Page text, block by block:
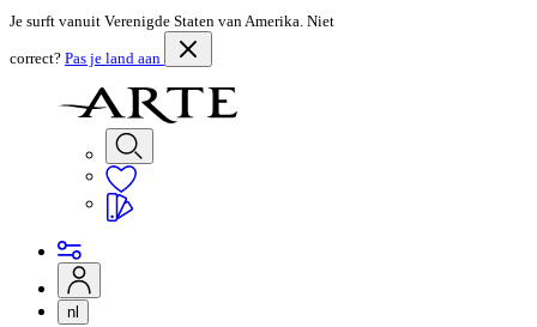
Je surft vanuit Verenigde Staten van Amerika. Niet
correct? Pas je land aan
nl